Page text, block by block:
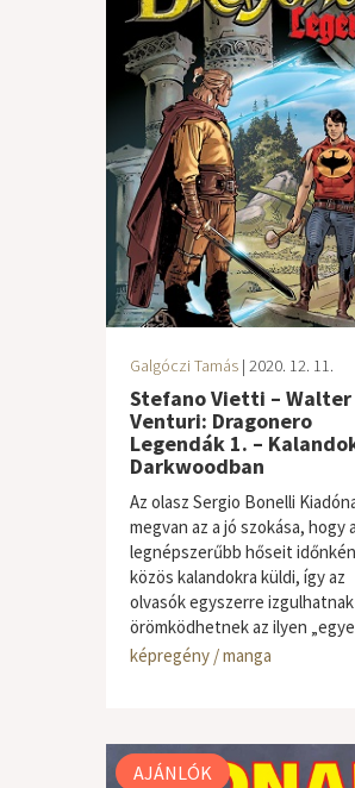
Galgóczi Tamás | 2020. 12. 11.
Stefano Vietti – Walter
Venturi: Dragonero
Legendák 1. –
Darkwoodban
Az olasz Sergio Bonelli
megvan az a jó szokása, hogy a
legnépszerűbb hőseit
közös kalandokra küldi, így az
olvasók egyszerre
örömködhetnek az ilyen
képregény / manga
AJÁNLÓK